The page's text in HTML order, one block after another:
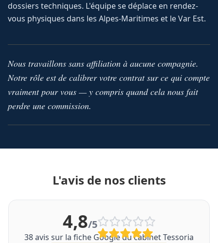
dossiers techniques. L'équipe se déplace en rendez-
vous physiques dans les Alpes-Maritimes et le Var Est.
Nous travaillons sans affiliation à aucune compagnie.
Notre rôle est de calibrer votre contrat sur ce qui compte
vraiment pour vous — y compris quand cela nous fait
perdre une commission.
L'avis de nos clients
4,8/5
38avis sur la fiche Google du cabinet Tessoria